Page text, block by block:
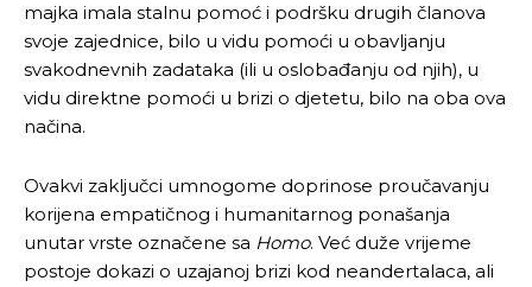
majka imala stalnu pomoć i podršku drugih članova
svoje zajednice, bilo u vidu pomoći u obavljanju
svakodnevnih zadataka (ili u oslobađanju od njih), u
vidu direktne pomoći u brizi o djetetu, bilo na oba ova
načina.
Ovakvi zaključci umnogome doprinose proučavanju
korijena empatičnog i humanitarnog ponašanja
unutar vrste označene sa Homo. Već duže vrijeme
postoje dokazi o uzajanoj brizi kod neandertalaca, ali